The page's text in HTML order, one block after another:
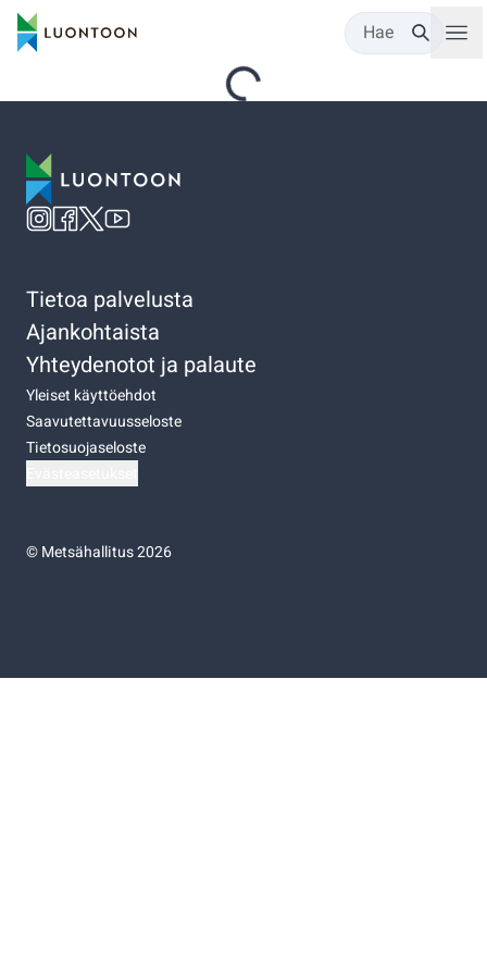
Hae
Tietoa palvelusta
Ajankohtaista
Yhteydenotot ja palaute
Yleiset käyttöehdot
Saavutettavuusseloste
Tietosuojaseloste
©Metsähallitus 2026